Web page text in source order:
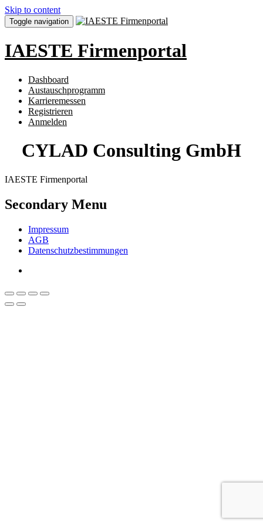
Skip to content
Toggle navigation
IAESTE Firmenportal
Dashboard
Austauschprogramm
Karrieremessen
Registrieren
Anmelden
CYLAD Consulting GmbH
IAESTE Firmenportal
Secondary Menu
Impressum
AGB
Datenschutzbestimmungen